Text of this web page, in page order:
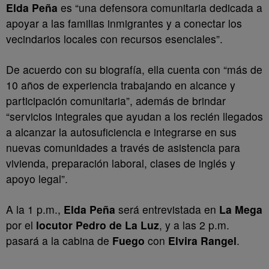
Elda Peña es “una defensora comunitaria dedicada a
apoyar a las familias inmigrantes y a conectar los
vecindarios locales con recursos esenciales”.
De acuerdo con su biografía, ella cuenta con “más de
10 años de experiencia trabajando en alcance y
participación comunitaria”, además de brindar
“servicios integrales que ayudan a los recién llegados
a alcanzar la autosuficiencia e integrarse en sus
nuevas comunidades a través de asistencia para
vivienda, preparación laboral, clases de inglés y
apoyo legal”.
A la 1 p.m., Elda Peña será entrevistada en La Mega
por el locutor Pedro de La Luz, y a las 2 p.m.
pasará a la cabina de Fuego con Elvira Rangel.